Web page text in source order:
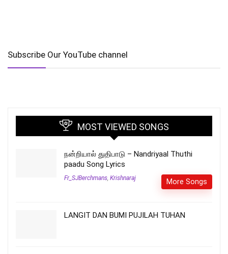
Subscribe Our YouTube channel
MOST VIEWED SONGS
நன்றியால் துதிபாடு – Nandriyaal Thuthi
paadu Song Lyrics
Fr_SJBerchmans Krishnaraj More Songs
LANGIT DAN BUMI PUJILAH TUHAN